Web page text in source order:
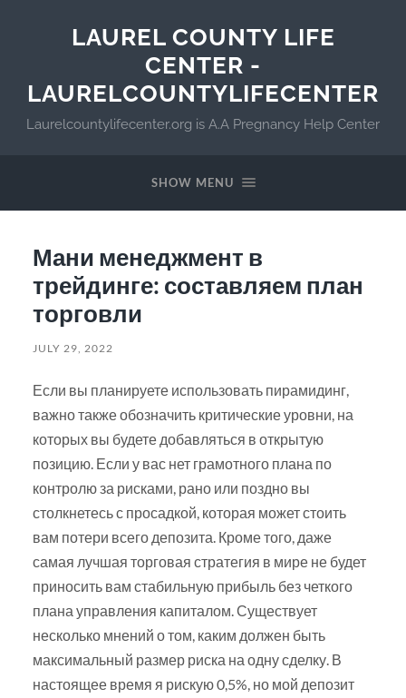
LAUREL COUNTY LIFE
CENTER -
LAURELCOUNTYLIFECENTER
Laurelcountylifecenter.org is A.A Pregnancy Help Center
SHOW MENU
Мани менеджмент в
трейдинге: составляем план
торговли
JULY 29, 2022
Если вы планируете использовать пирамидинг,
важно также обозначить критические уровни, на
которых вы будете добавляться в открытую
позицию. Если у вас нет грамотного плана по
контролю за рисками, рано или поздно вы
столкнетесь с просадкой, которая может стоить
вам потери всего депозита. Кроме того, даже
самая лучшая торговая стратегия в мире не будет
приносить вам стабильную прибыль без четкого
плана управления капиталом. Существует
несколько мнений о том, каким должен быть
максимальный размер риска на одну сделку. В
настоящее время я рискую 0,5%, но мой депозит